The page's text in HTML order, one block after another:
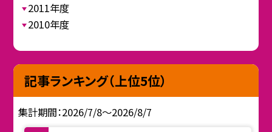
2011年度
2010年度
記事ランキング（上位5位）
集計期間：2026/7/8～2026/8/7